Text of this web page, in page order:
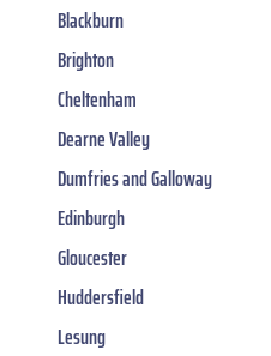
Blackburn
Brighton
Cheltenham
Dearne Valley
Dumfries and Galloway
Edinburgh
Gloucester
Huddersfield
Lesung